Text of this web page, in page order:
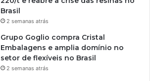
Brasil
2 semanas atrás
Grupo Goglio compra Cristal
Embalagens e amplia domínio no
setor de flexíveis no Brasil
2 semanas atrás